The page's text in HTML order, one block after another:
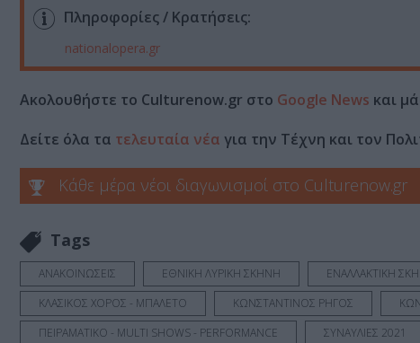
Πληροφορίες / Κρατήσεις:
nationalopera.gr
Ακολουθήστε το Culturenow.gr στο Google News και
Δείτε όλα τα τελευταία νέα για την Τέχνη και τον
Κάθε μέρα νέοι διαγωνισμοί στο Culturenow.gr
Tags
ΑΝΑΚΟΙΝΩΣΕΙΣ ΕΘΝΙΚΗ ΛΥΡΙΚΗ ΣΚΗΝΗ ΕΝΑΛΛΑΚΤΙΚΗ
ΚΛΑΣΙΚΟΣ ΧΟΡΟΣ - ΜΠΑΛΕΤΟ
ΚΩΝΣΤΑΝΤΙΝΟΣ ΡΗΓΟΣ
ΠΕΙΡΑΜΑΤΙΚΟ - MULTI SHOWS - PERFORMANCE
ΣΥΝΑΥΛΙΕΣ 2021